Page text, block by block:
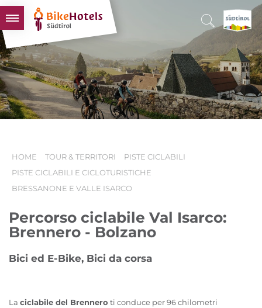
BIKEHOTELS
HOTELS & PACCHETTI
TOUR & TERRITORI
L'ALTO ADIGE & NOI
HOME TOUR & TERRITORI
PISTE CICLABILI
PISTE CICLABILI E CICLOTURISTICHE
BRESSANONE E VALLE ISARCO
Percorso ciclabile Val Isarco:
Brennero - Bolzano
Bici ed E-Bike, Bici da corsa
La ciclabile del Brennero ti conduce per 96 chilometri